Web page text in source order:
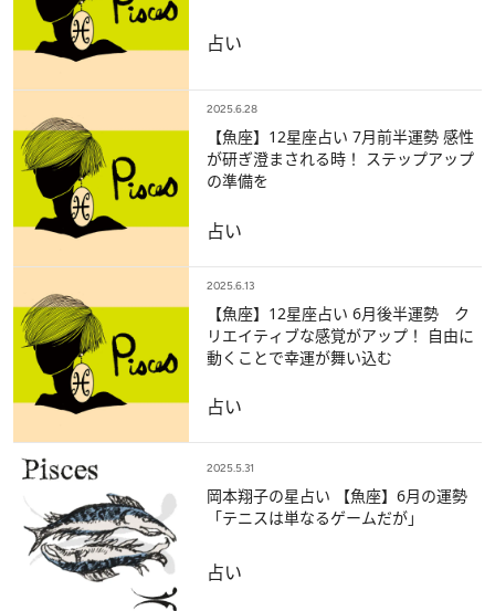
占い
2025.6.28
【魚座】12星座占い 7月前半運勢 感性
が研ぎ澄まされる時！ ステップアップ
の準備を
占い
2025.6.13
【魚座】12星座占い 6月後半運勢 ク
リエイティブな感覚がアップ！ 自由に
動くことで幸運が舞い込む
占い
2025.5.31
岡本翔子の星占い 【魚座】6月の運勢
「テニスは単なるゲームだが」
占い